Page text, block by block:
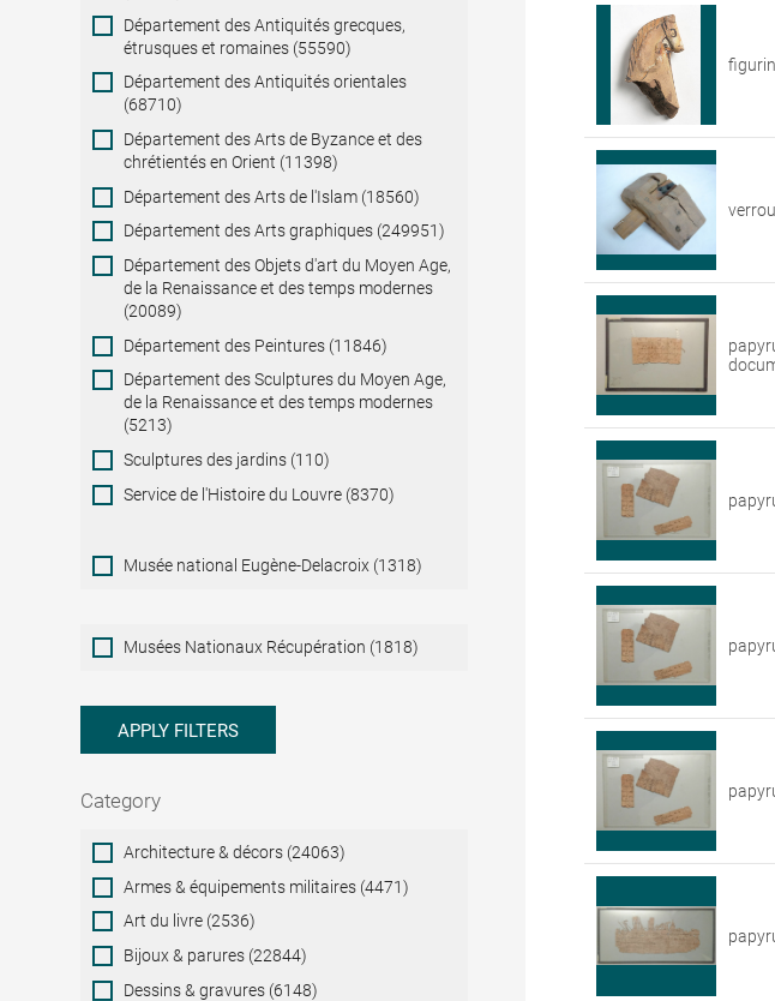
Département des Antiquités grecques,
étrusques et romaines (55590)
Département des Antiquités orientales
(68710)
Département des Arts de Byzance et des
chrétientés en Orient (11398)
Département des Arts de l'Islam (18560)
Département des Arts graphiques (249951)
Département des Objets d'art du Moyen Age,
de la Renaissance et des temps modernes
(20089)
Département des Peintures (11846)
Département des Sculptures du Moyen Age,
de la Renaissance et des temps modernes
(5213)
Sculptures des jardins (110)
Service de l'Histoire du Louvre (8370)
Musée national Eugène-Delacroix (1318)
Musées
Nationaux
Musées Nationaux Récupération (1818)
APPLY FILTERS
Category
Category
Architecture & décors (24063)
Armes & équipements militaires (4471)
Art du livre (2536)
Bijoux & parures (22844)
Dessins & gravures (6148)
verrou